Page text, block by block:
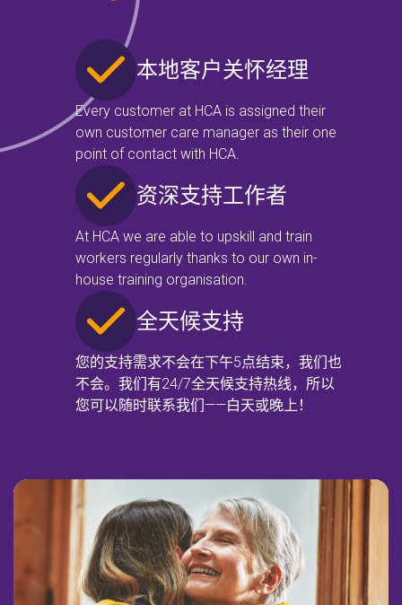
本地客户关怀经理
Every customer at HCA is assigned their
own customer care manager as their one
point of contact with HCA.
资深支持工作者
At HCA we are able to upskill and train
workers regularly thanks to our own in-
house training organisation.
全天候支持
您的支持需求不会在下午5点结束，我们也
不会。我们有24/7全天候支持热线，所以
您可以随时联系我们——白天或晚上！